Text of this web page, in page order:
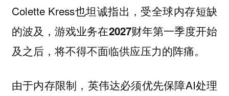
Colette Kress也坦诚指出， 受全球内存短缺
的波及，游戏业务在2027财年第一季度开始
及之后，将不得不面临供应压力的阵痛。
由于内存限制，英伟达必须优先保障AI处理